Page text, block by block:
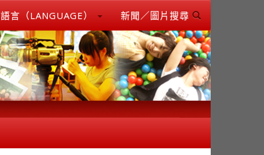
語言（LANGUAGE） 新聞／圖片搜尋